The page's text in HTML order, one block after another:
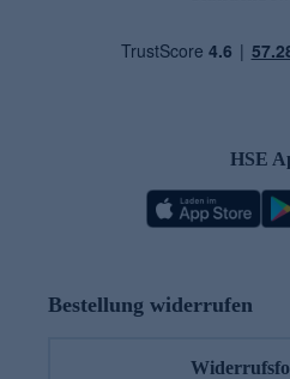
HSE
Bestellung widerrufen